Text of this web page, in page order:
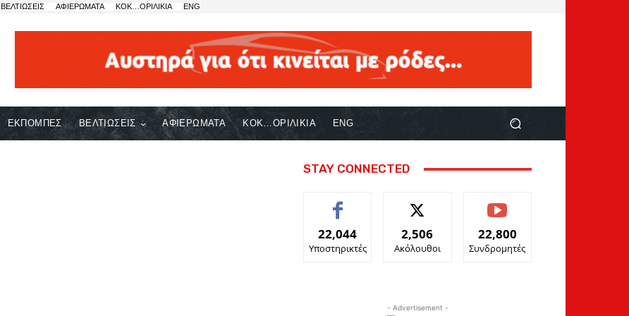
ΒΕΛΤΙΩΣΕΙΣ ΑΦΙΕΡΩΜΑΤΑ ΚΟΚ…ΟΡΙΛΙΚΙΑ ENG
ΕΚΠΟΜΠΕΣ ΒΕΛΤΙΩΣΕΙΣ ΑΦΙΕΡΩΜΑΤΑ ΚΟΚ…ΟΡΙΛΙΚΙΑ ENG
STAY CONNECTED
22,044
Υποστηρικτές
2,506
Ακόλουθοι
22,800
Συνδρομητές
- Advertisement -